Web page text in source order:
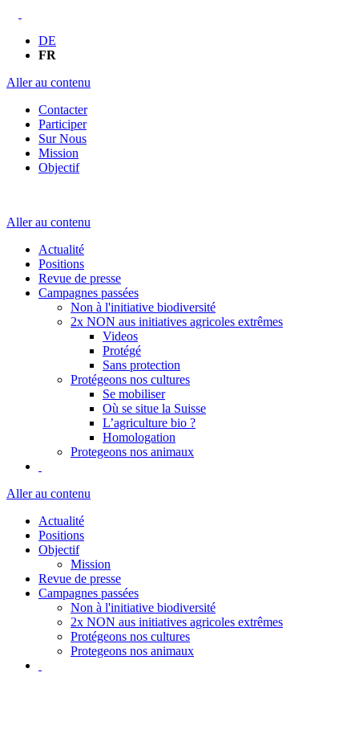
DE
FR
Aller au contenu
Contacter
Participer
Sur Nous
Mission
Objectif
Aller au contenu
Actualité
Positions
Revue de presse
Campagnes passées
Non à l'initiative biodiversité
2x NON aus initiatives agricoles extrêmes
Videos
Protégé
Sans protection
Protégeons nos cultures
Se mobiliser
Où se situe la Suisse
L’agriculture bio ?
Homologation
Protegeons nos animaux
Aller au contenu
Actualité
Positions
Objectif
Mission
Revue de presse
Campagnes passées
Non à l'initiative biodiversité
2x NON aus initiatives agricoles extrêmes
Protégeons nos cultures
Protegeons nos animaux